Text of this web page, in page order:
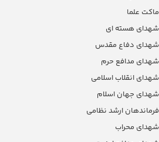
ماکت علما
شهدای هسته ای
شهدای دفاع مقدس
شهدای مدافع حرم
شهدای انقلاب اسلامی
شهدای جهان اسلام
فرماندهان ارشد نظامی
شهدای محراب